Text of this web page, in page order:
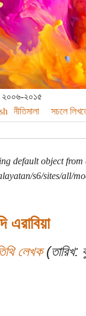
২০০৬-২০১৫
নীতিমালা সচলে
default object from
s6/sites/all/
এরাবিয়া
লেখক(তারিখ: